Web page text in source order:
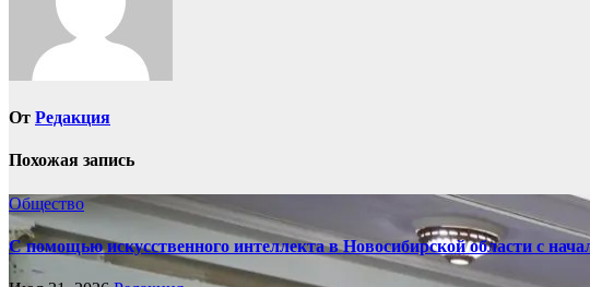
От Редакция
Похожая запись
Общество
С помощью искусственного интеллекта в Новосибирской области с